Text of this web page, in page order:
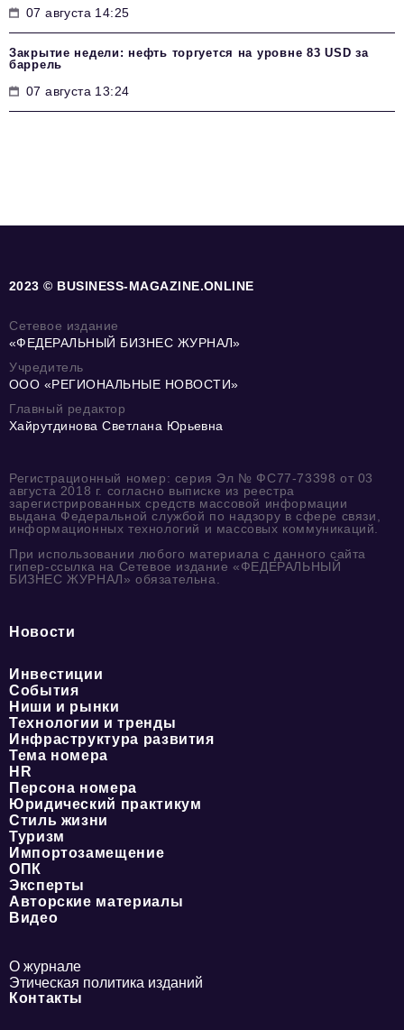
07 августа 14:25
Закрытие недели: нефть торгуется на уровне 83 USD за
баррель
07 августа 13:24
2023 © BUSINESS-MAGAZINE.ONLINE
Сетевое издание
«ФЕДЕРАЛЬНЫЙ БИЗНЕС ЖУРНАЛ»
Учредитель
ООО «РЕГИОНАЛЬНЫЕ НОВОСТИ»
Главный редактор
Хайрутдинова Светлана Юрьевна
Регистрационный номер: серия Эл № ФС77-73398 от 03
августа 2018 г. согласно выписке из реестра
зарегистрированных средств массовой информации
выдана Федеральной службой по надзору в сфере связи,
информационных технологий и массовых коммуникаций.
При использовании любого материала с данного сайта
гипер-ссылка на Сетевое издание «ФЕДЕРАЛЬНЫЙ
БИЗНЕС ЖУРНАЛ» обязательна.
Новости
Инвестиции
События
Ниши и рынки
Технологии и тренды
Инфраструктура развития
Тема номера
HR
Персона номера
Юридический практикум
Стиль жизни
Туризм
Импортозамещение
ОПК
Эксперты
Авторские материалы
Видео
О журнале
Этическая политика изданий
Контакты